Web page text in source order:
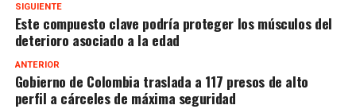
SIGUIENTE
Este compuesto clave podría proteger los músculos del
deterioro asociado a la edad
ANTERIOR
Gobierno de Colombia traslada a 117 presos de alto
perfil a cárceles de máxima seguridad